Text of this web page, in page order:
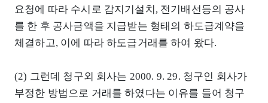
요청에 따라 수시로 감지기설치, 전기배선등의 공사
를 한 후 공사금액을 지급받는 형태의 하도급계약을
체결하고, 이에 따라 하도급거래를 하여 왔다.
(2) 그런데 청구외 회사는 2000. 9. 29. 청구인 회사가
부정한 방법으로 거래를 하였다는 이유를 들어 청구